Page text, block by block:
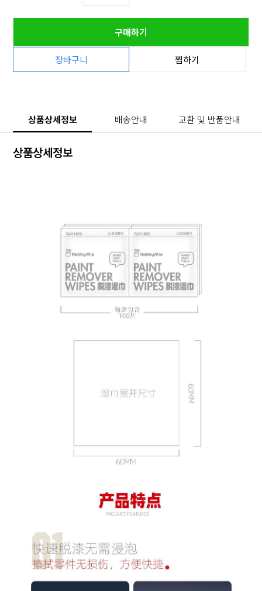
구매하기
장바구니 찜하기
상품상세정보 배송안내 교환 및 반품안내
상품상세정보